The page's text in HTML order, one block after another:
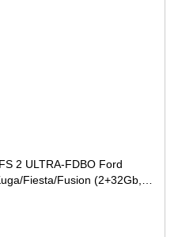
2 ULTRA-FDBO Ford
Fiesta/Fusion (2+32Gb,